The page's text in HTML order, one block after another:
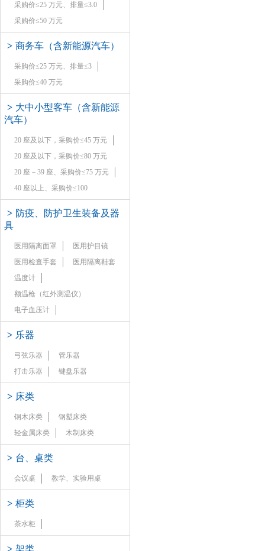
采购价≤25 万元、排量≤3.0
采购价≤50 万元
> 商务车（含新能源汽车）
采购价≤25 万元、排量≤3
采购价≤40 万元
> 大中小型客车（含新能源
汽车）
20 座及以下，采购价≤45 万元
20 座及以下，采购价≤80 万元
20 座－39 座、采购价≤75 万元
40 座以上、采购价≤100
> 防疫、防护卫生装备及器
具
医用隔离面罩
医用护目镜
医用检查手套
医用隔离鞋套
温度计
额温枪（红外测温仪）
电子血压计
> 乐器
弓弦乐器
管乐器
打击乐器
键盘乐器
> 床类
钢木床类
钢塑床类
轻金属床类
木制床类
> 台、桌类
会议桌 教学、实验用桌
> 柜类
茶水柜
> 架类